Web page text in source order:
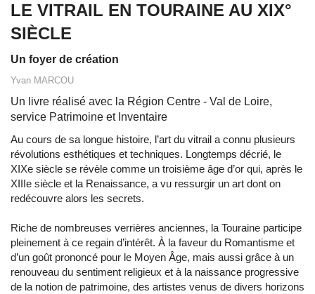
LE VITRAIL EN TOURAINE AU XIX°
SIÈCLE
Un foyer de création
Yvan MARCOU
Un livre réalisé avec la Région Centre - Val de Loire,
service Patrimoine et Inventaire
Au cours de sa longue histoire, l’art du vitrail a connu plusieurs
révolutions esthétiques et techniques. Longtemps décrié, le
XIXe siècle se révèle comme un troisième âge d’or qui, après le
XIIIe siècle et la Renaissance, a vu ressurgir un art dont on
redécouvre alors les secrets.
Riche de nombreuses verrières anciennes, la Touraine participe
pleinement à ce regain d’intérêt. À la faveur du Romantisme et
d’un goût prononcé pour le Moyen Âge, mais aussi grâce à un
renouveau du sentiment religieux et à la naissance progressive
de la notion de patrimoine, des artistes venus de divers horizons